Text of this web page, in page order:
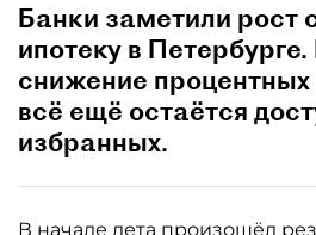
Банки заметили рост
ипотеку в
снижение процентных
всё ещё остаётся
избранных.
В начале лета произошёл